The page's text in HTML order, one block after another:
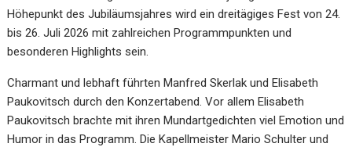
Höhepunkt des Jubiläumsjahres wird ein dreitägiges Fest von 24.
bis 26. Juli 2026 mit zahlreichen Programmpunkten und
besonderen Highlights sein.
Charmant und lebhaft führten Manfred Skerlak und Elisabeth
Paukovitsch durch den Konzertabend. Vor allem Elisabeth
Paukovitsch brachte mit ihren Mundartgedichten viel Emotion und
Humor in das Programm. Die Kapellmeister Mario Schulter und